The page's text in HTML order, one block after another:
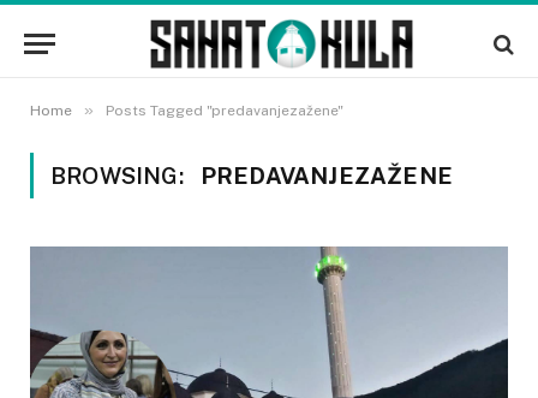
Home » Posts Tagged "predavanjezažene"
BROWSING: PREDAVANJEZAŽENE